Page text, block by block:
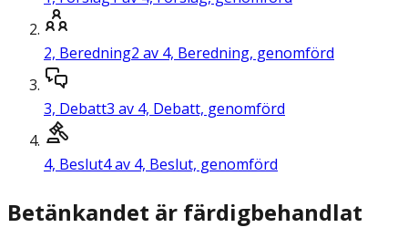
2, Beredning2 av 4, Beredning, genomförd
3, Debatt3 av 4, Debatt, genomförd
4, Beslut4 av 4, Beslut, genomförd
Betänkandet är färdigbehandlat